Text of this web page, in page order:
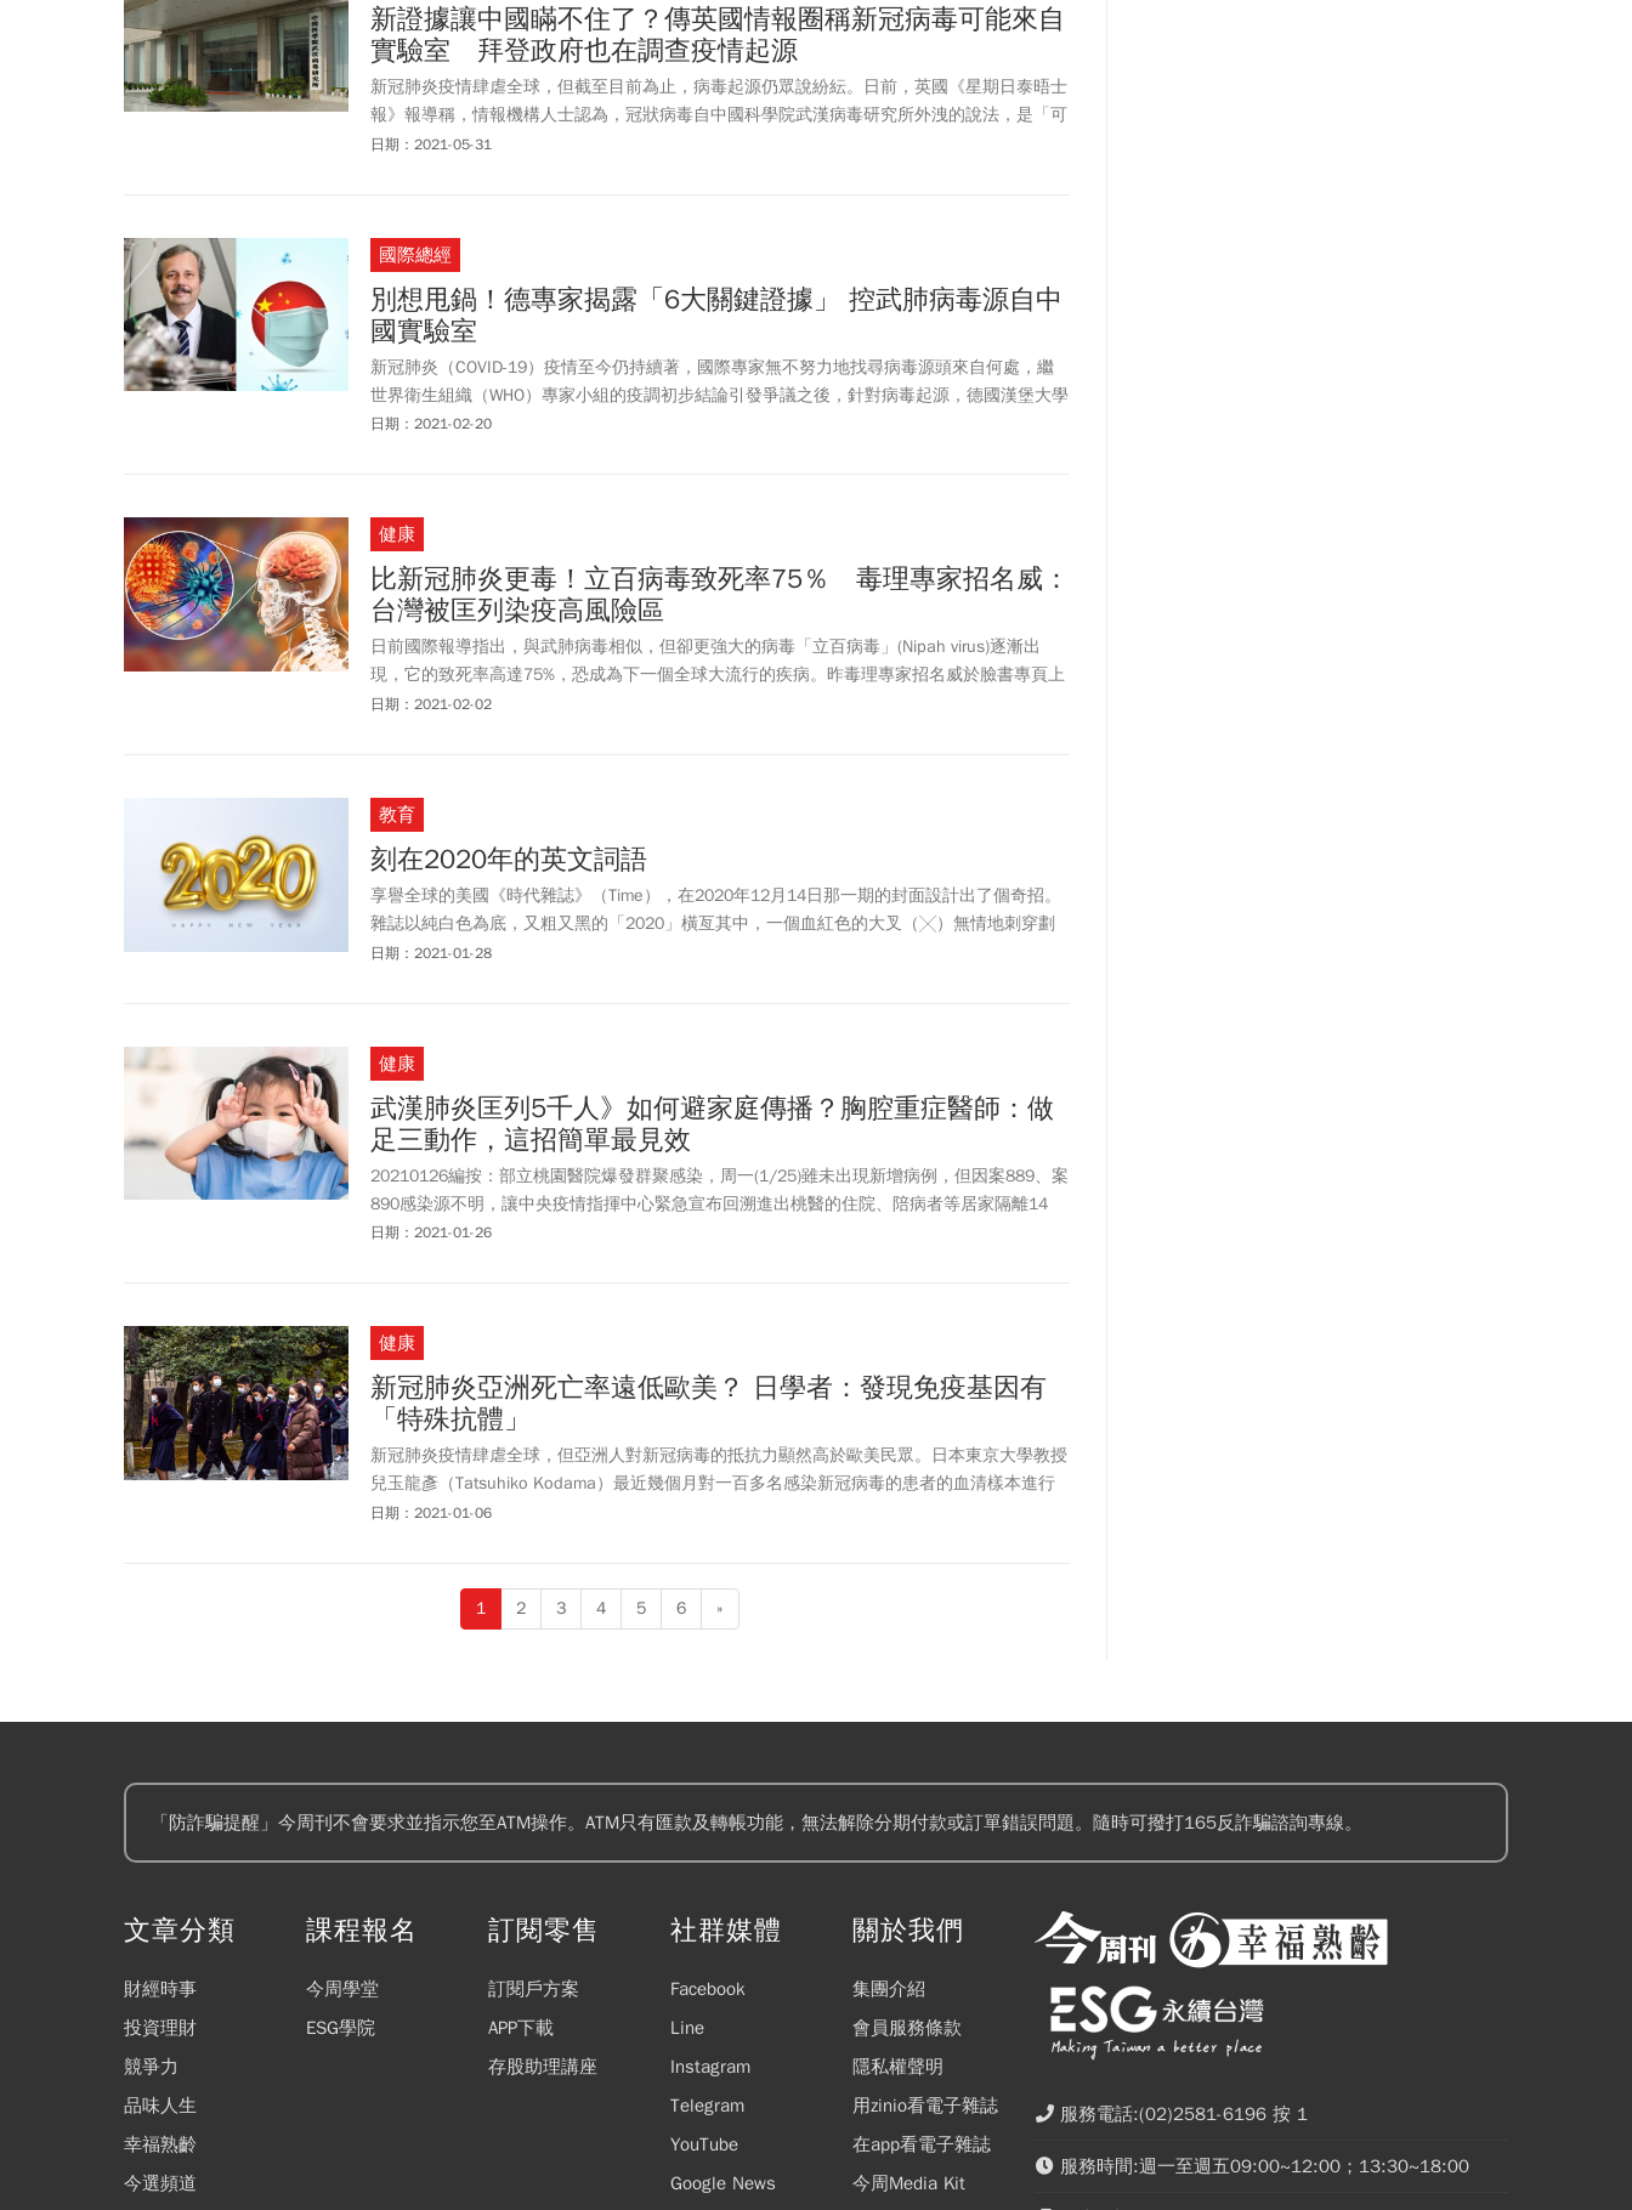
新證據讓中國瞞不住了？傳英國情報圈稱新冠病毒可能來自
實驗室 拜登政府也在調查疫情起源
新冠肺炎疫情肆虐全球，但截至目前為止，病毒起源仍眾說紛紜。日前，英國《星期日泰晤士
報》報導稱，情報機構人士認為，冠狀病毒自中國科學院武漢病毒研究所外洩的說法，是「可
能的」（feasible）；而此一消息，也讓一度被視為陰謀論的「實驗室外洩」觀點，再次獲得
日期：2021-05-31
國際總經
別想甩鍋！德專家揭露「6大關鍵證據」 控武肺病毒源自中
國實驗室
新冠肺炎（COVID-19）疫情至今仍持續著，國際專家無不努力地找尋病毒源頭來自何處，繼
世界衛生組織（WHO）專家小組的疫調初步結論引發爭議之後，針對病毒起源，德國漢堡大學
（Universität Hamburg）日前發表研究，詳列6大證據，皆指向新冠病毒係來自中國武漢市病
日期：2021-02-20
健康
比新冠肺炎更毒！立百病毒致死率75％ 毒理專家招名威：
台灣被匡列染疫高風險區
日前國際報導指出，與武肺病毒相似，但卻更強大的病毒「立百病毒」(Nipah virus)逐漸出
現，它的致死率高達75%，恐成為下一個全球大流行的疾病。昨毒理專家招名威於臉書專頁上
表示，立百病毒事實上和武肺病毒「無論基因或是長相都不一樣」，一樣的都是人畜共通，狀
日期：2021-02-02
教育
刻在2020年的英文詞語
享譽全球的美國《時代雜誌》（Time），在2020年12月14日那一期的封面設計出了個奇招。
雜誌以純白色為底，又粗又黑的「2020」橫亙其中，一個血紅色的大叉（╳）無情地刺穿劃
過，衝擊了讀者的視覺。在淒寒悚然的封面下方，「THE WORST YEAR EVER」（史上最糟的
日期：2021-01-28
健康
武漢肺炎匡列5千人》如何避家庭傳播？胸腔重症醫師：做
足三動作，這招簡單最見效
20210126編按：部立桃園醫院爆發群聚感染，周一(1/25)雖未出現新增病例，但因案889、案
890感染源不明，讓中央疫情指揮中心緊急宣布回溯進出桃醫的住院、陪病者等居家隔離14
天，匡列人數超過5000多人。胸腔暨重症專科醫師黃軒在臉書「黃軒醫師博士 Dr Hean Ooi
日期：2021-01-26
健康
新冠肺炎亞洲死亡率遠低歐美？ 日學者：發現免疫基因有
「特殊抗體」
新冠肺炎疫情肆虐全球，但亞洲人對新冠病毒的抵抗力顯然高於歐美民眾。日本東京大學教授
兒玉龍彥（Tatsuhiko Kodama）最近幾個月對一百多名感染新冠病毒的患者的血清樣本進行
了檢測，赫然發現在所有病人的樣本中都檢測出一種特殊的抗體。這種特殊的抗體是人體在第
日期：2021-01-06
1 2 3 4 5 6 »
「防詐騙提醒」今周刊不會要求並指示您至ATM操作。ATM只有匯款及轉帳功能，無法解除分期付款或訂單錯誤問題。隨時可撥打165反詐騙諮詢專線。
文章分類
財經時事
投資理財
競爭力
品味人生
幸福熟齡
今選頻道
課程報名
今周學堂
ESG學院
訂閱零售
訂閱戶方案
APP下載
存股助理講座
社群媒體
Facebook
Line
Instagram
Telegram
YouTube
Google News
關於我們
集團介紹
會員服務條款
隱私權聲明
用zinio看電子雜誌
在app看電子雜誌
今周Media Kit
服務電話:(02)2581-6196 按 1
服務時間:週一至週五09:00~12:00；13:30~18:00